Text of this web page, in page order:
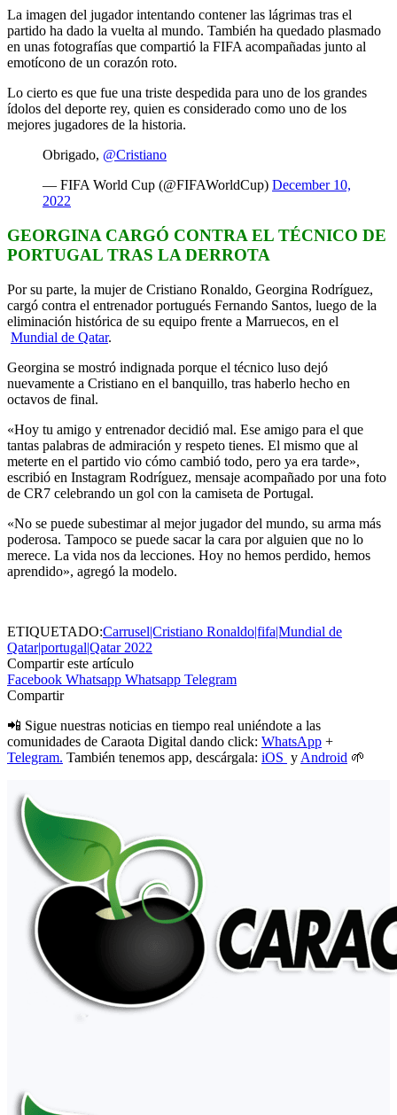
La imagen del jugador intentando contener las lágrimas tras el
partido ha dado la vuelta al mundo. También ha quedado plasmado
en unas fotografías que compartió la FIFA acompañadas junto al
emotícono de un corazón roto.
Lo cierto es que fue una triste despedida para uno de los grandes
ídolos del deporte rey, quien es considerado como uno de los
mejores jugadores de la historia.
Obrigado, @Cristiano
— FIFA World Cup (@FIFAWorldCup) December 10,
2022
GEORGINA CARGÓ CONTRA EL TÉCNICO DE
PORTUGAL TRAS LA DERROTA
Por su parte, la mujer de Cristiano Ronaldo, Georgina Rodríguez,
cargó contra el entrenador portugués Fernando Santos, luego de la
eliminación histórica de su equipo frente a Marruecos, en el
Mundial de Qatar.
Georgina se mostró indignada porque el técnico luso dejó
nuevamente a Cristiano en el banquillo, tras haberlo hecho en
octavos de final.
«Hoy tu amigo y entrenador decidió mal. Ese amigo para el que
tantas palabras de admiración y respeto tienes. El mismo que al
meterte en el partido vio cómo cambió todo, pero ya era tarde»,
escribió en Instagram Rodríguez, mensaje acompañado por una foto
de CR7 celebrando un gol con la camiseta de Portugal.
«No se puede subestimar al mejor jugador del mundo, su arma más
poderosa. Tampoco se puede sacar la cara por alguien que no lo
merece. La vida nos da lecciones. Hoy no hemos perdido, hemos
aprendido», agregó la modelo.
ETIQUETADO:Carrusel|Cristiano Ronaldo|fifa|Mundial de
Qatar|portugal|Qatar 2022
Compartir este artículo
Facebook Whatsapp Whatsapp Telegram
Compartir
📲 Sigue nuestras noticias en tiempo real uniéndote a las
comunidades de Caraota Digital dando click: WhatsApp +
Telegram. También tenemos app, descárgala: iOS y Android 🌱